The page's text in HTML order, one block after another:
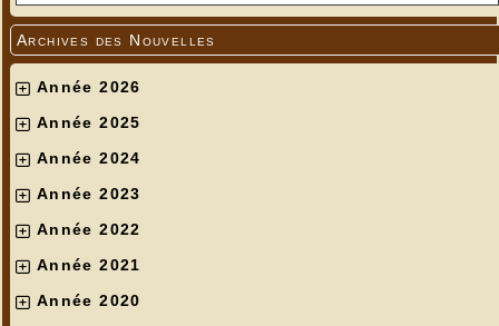
Archives des Nouvelles
Année 2026
Année 2025
Année 2024
Année 2023
Année 2022
Année 2021
Année 2020